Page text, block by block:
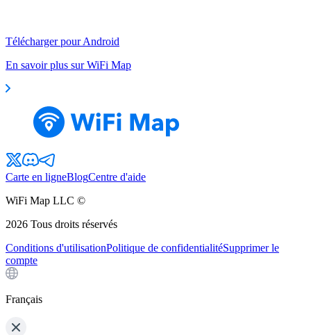
Télécharger pour Android
En savoir plus sur WiFi Map
Carte en ligneBlogCentre d'aide
WiFi Map LLC ©
2026 Tous droits réservés
Conditions d'utilisationPolitique de confidentialitéSupprimer le
compte
Français